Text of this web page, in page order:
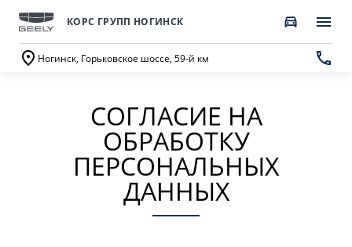
КОРС ГРУПП НОГИНСК
Ногинск, Горьковское шоссе, 59-й км
МОДЕЛИ
GEELY EX5 Гибрид
ПОКУПАТЕЛЯМ
ВЫБОР И ПОКУПКА
Автомобили в наличии
ВЛАДЕЛЬЦАМ
Запись в сервисный центр
Техническое обслуживание
О КОМПАНИИ
О бренде GEELY
О дилерском центре
СОГЛАСИЕ НА
ОБРАБОТКУ
ПЕРСОНАЛЬНЫХ
ДАННЫХ